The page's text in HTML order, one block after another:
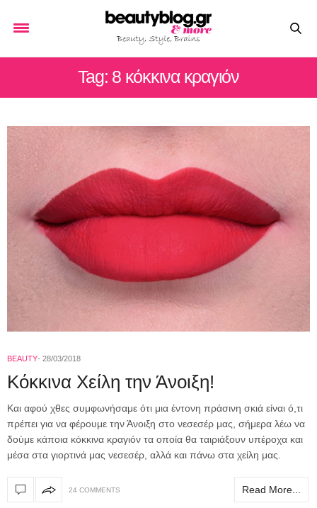
Tag: 8 κόκκινα κραγιόν
BEAUTY 28/03/2018
Κόκκινα Χείλη την Άνοιξη!
Και αφού χθες συμφωνήσαμε ότι μια έντονη πράσινη σκιά είναι ό,τι
πρέπει για να φέρουμε την Άνοιξη στο νεσεσέρ μας, σήμερα λέω να
δούμε κάποια κόκκινα κραγιόν τα οποία θα ταιριάξουν υπέροχα και
μέσα στα γιορτινά μας νεσεσέρ, αλλά και πάνω στα χείλη μας.
24 COMMENTS Read More...